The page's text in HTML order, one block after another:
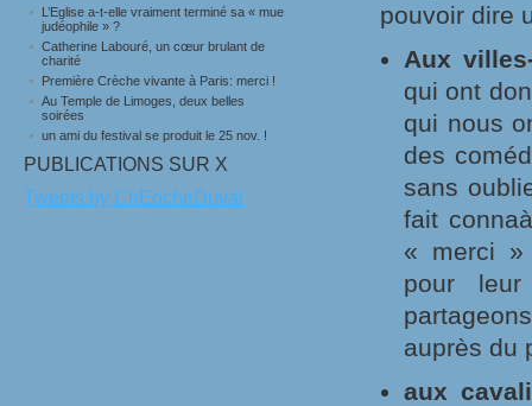
pouvoir dire
Aux
qui ont
qui nous
des
sans
fait
« merci »
pour
auprès du
aux
L’Eglise a-t-elle vraiment terminé sa « mue
judéophile » ?
Catherine Labouré, un cœur brulant de
charité
Première Crèche vivante à Paris: merci !
Au Temple de Limoges, deux belles
soirées
un ami du festival se produit le 25 nov. !
PUBLICATIONS SUR X
Tweets by ChEocheDuval